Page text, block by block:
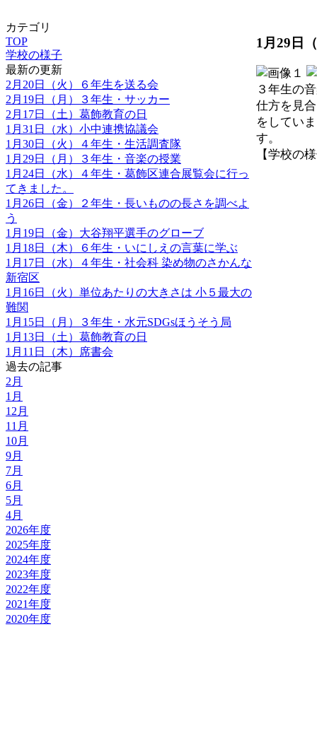
カテゴリ
TOP
学校の様子
最新の更新
2月20日（火）６年生を送る会
2月19日（月）３年生・サッカー
2月17日（土）葛飾教育の日
1月31日（水）小中連携協議会
1月30日（火）４年生・生活調査隊
1月29日（月）３年生・音楽の授業
1月24日（水）４年生・葛飾区連合展覧会に行っ
てきました。
1月26日（金）２年生・長いものの長さを調べよ
う
1月19日（金）大谷翔平選手のグローブ
1月18日（木）６年生・いにしえの言葉に学ぶ
1月17日（水）４年生・社会科 染め物のさかんな
新宿区
1月16日（火）単位あたりの大きさは 小５最大の
難関
1月15日（月）３年生・水元SDGsほうそう局
1月13日（土）葛飾教育の日
1月11日（木）席書会
過去の記事
2月
1月
12月
11月
10月
9月
7月
6月
5月
4月
2026年度
2025年度
2024年度
2023年度
2022年度
2021年度
2020年度
1月29日
３年生の
仕方を見
をしてい
す。
【学校の